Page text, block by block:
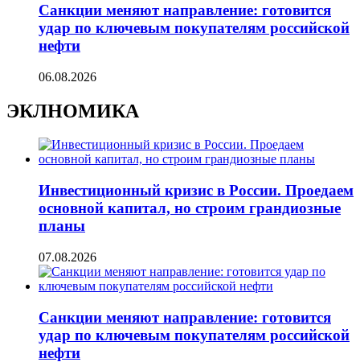
Санкции меняют направление: готовится
удар по ключевым покупателям российской
нефти
06.08.2026
ЭКЛНОМИКА
Инвестиционный кризис в России. Проедаем
основной капитал, но строим грандиозные
планы
07.08.2026
Санкции меняют направление: готовится
удар по ключевым покупателям российской
нефти